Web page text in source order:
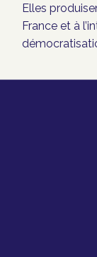
Elles
France et à